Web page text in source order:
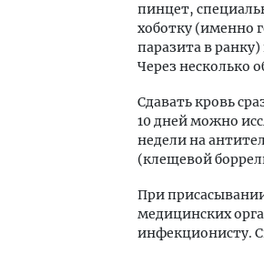
пинцет,
хоботку (именно
паразита в
Через несколько
Сдавать кровь
10 дней можно
недели на
(клещевой
При
медицинских
инфекционисту.